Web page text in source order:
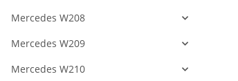
Mercedes W208
Mercedes W209
Mercedes W210